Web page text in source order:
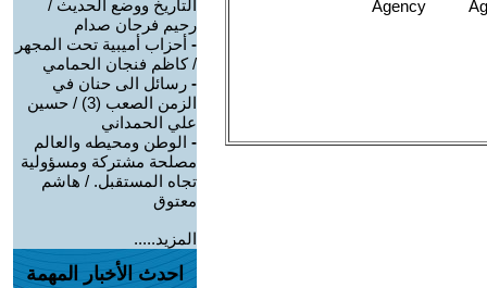
التاريخ ووضع الحديث /
رحيم فرحان صدام
- أحزاب أميبية تحت المجهر
/ كاظم فنجان الحمامي
- رسائل الى حنان في
الزمن الصعب (3) / حسين
علي الحمداني
- الوطن ومحيطه والعالم
مصلحة مشتركة ومسؤولية
تجاه المستقبل. / هاشم
معتوق
المزيد.....
احدث الأخبار المهمة